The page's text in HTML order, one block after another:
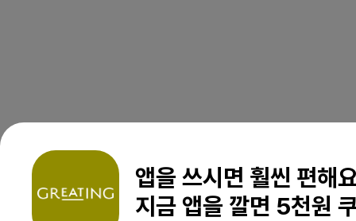
앱을 쓰시면 훨씬 편해
지금 앱을 깔면 5천원